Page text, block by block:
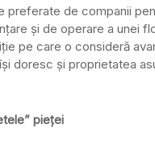
preferate de companii
și de operare a unei
pe care o consideră
doresc şi proprietatea
pieței